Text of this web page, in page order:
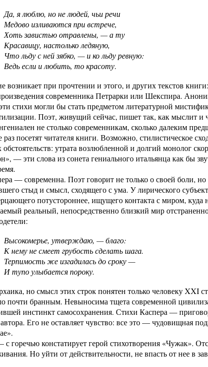
но не людей, чьи речи
изливаются при встрече,
отравлены, — а ту
настолько ледяную,
с ней зябко, — и ко льду ревную:
и любить, то красоту.
возникает при прочтении и этого, и других текстов
современника Петрарки или Шекспира.
стихи могли бы стать предметом литературной
Поэт, живущий сейчас, пишет так, как мыслит и
не столько современникам, сколько далеким
посетят читателя книги. Возможно, стилистическое
утрата возлюбленной и долгий монолог
— эти слова из сонета гениального итальянца как бы
— современна. Поэт говорит не только о своей боли,
стыд и смысл, сходящего с ума. У лирического
потустороннее, ищущего контакта с миром, куда
реальный, непосредственно близкий мир
утверждаю, — благо:
не смеет грубость сделать шага.
же изгадилась до сроку —
улыбается пороку.
но смысл этих строк понятен только человеку XXI
почти бранным. Невыносима тщета современной
инстинкт самосохранения. Стихи Каспера —
Его не оставляет чувство: все это — чудовищная
горечью констатирует герой стихотворения «Чужак».
Но уйти от действительности, не впасть от нее в